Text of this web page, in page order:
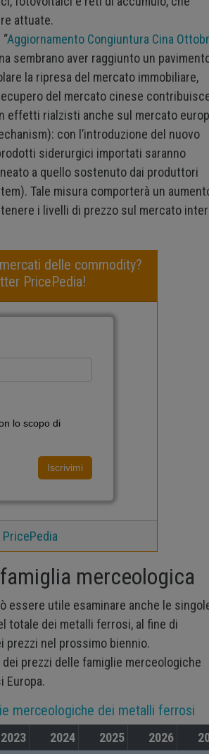
attuate.
Aggiornamento Congiuntura Cina
sembrano aver raggiunto un
la ripresa del mercato immobiliare,
del mercato cinese
effetti rialzisti anche sul mercato
con l’introduzione del nuovo
siderurgici importati saranno
a quello sostenuto dai produttori
Tale misura comporterà un
i livelli di prezzo sul mercato
delle commodity?
PricePedia!
lo scopo di
Iscrivimi
merceologica
essere utile esaminare anche le
totale dei metalli ferrosi, al fine di
prezzi nel prossimo biennio.
prezzi delle famiglie merceologiche
Europa.
merceologiche dei metalli ferrosi
2023 2024 2025 2026